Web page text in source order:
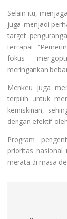
Selain itu,
juga menjadi
target
tercapai.
fokus
meringankan
Menkeu juga
terpilih untuk
kemiskinan,
dengan efektif
Program
prioritas nasional
merata di masa